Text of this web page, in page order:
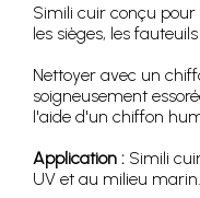
Simili cuir conçu
les sièges, les
Nettoyer avec un
soigneusement
l'aide d'un chiffon
Application : Simili
UV et au milieu marin.